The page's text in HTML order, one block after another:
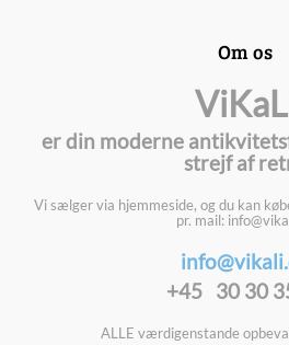
Om os
er din moderne
strejf af
Vi sælger via hjemmeside, og du kan
pr. mail:
+45 30 30
ALLE værdigenstande